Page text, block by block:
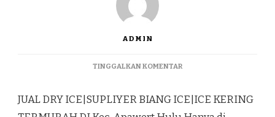
ADMIN
TINGGALKAN KOMENTARPADA
ICE|SUPLIYER
BIANG
JUAL DRY ICE|SUPLIYER BIANG ICE|ICE KERING